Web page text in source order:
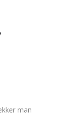
man